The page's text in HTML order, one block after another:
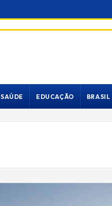
SAÚDE EDUCAÇÃO BRASIL